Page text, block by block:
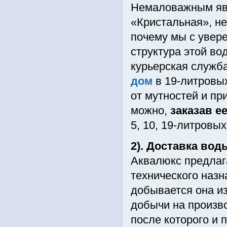
Немаловажным
«Кристальная»,
почему мы с
структура этой
курьерская
дом в 19-
от мутностей и
можно, заказав
5, 10, 19-
2). Доставка
Аквалюкс
технического
добывается она
добычи на
после которого и